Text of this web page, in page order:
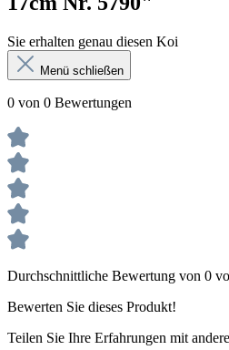
Sie erhalten genau diesen Koi
Menü schließen
0 von 0 Bewertungen
Durchschnittliche Bewertung von 0
Bewerten Sie dieses Produkt!
Teilen Sie Ihre Erfahrungen mit